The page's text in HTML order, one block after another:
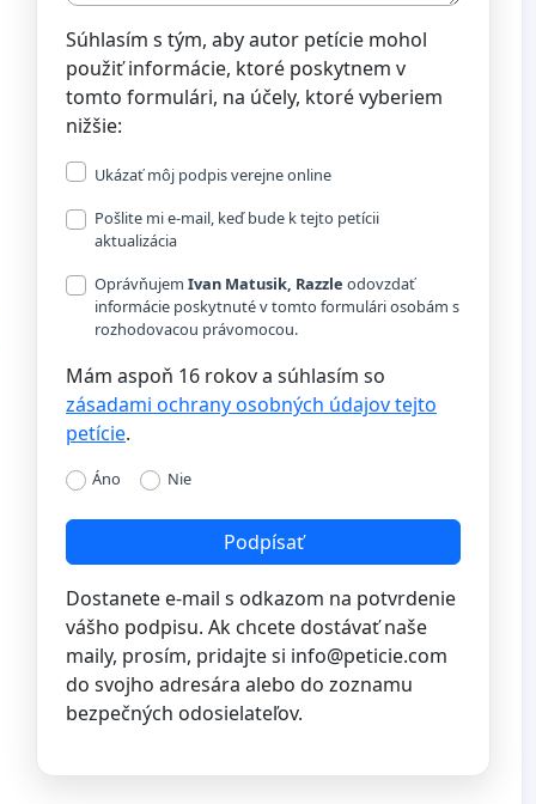
Súhlasím s tým, aby autor petície mohol
použiť informácie, ktoré poskytnem v
tomto formulári, na účely, ktoré vyberiem
nižšie:
Ukázať môj podpis verejne online
Pošlite mi e-mail, keď bude k tejto petícii
aktualizácia
Oprávňujem Ivan Matusik, Razzle odovzdať
informácie poskytnuté v tomto formulári osobám s
rozhodovacou právomocou.
Mám aspoň 16 rokov a súhlasím so
zásadami ochrany osobných údajov tejto
petície.
Áno Nie
Podpísať
Dostanete e-mail s odkazom na potvrdenie
vášho podpisu. Ak chcete dostávať naše
maily, prosím, pridajte si info@peticie.com
do svojho adresára alebo do zoznamu
bezpečných odosielateľov.